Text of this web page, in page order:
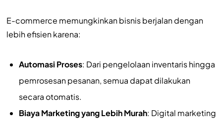
E-commerce memungkinkan bisnis berjalan dengan
lebih efisien karena:
Automasi Proses: Dari pengelolaan inventaris hingga
pemrosesan pesanan, semua dapat dilakukan
secara otomatis.
Biaya Marketing yang Lebih Murah: Digital marketing